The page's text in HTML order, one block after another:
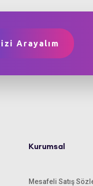
Kurumsal
Mesafeli Satış